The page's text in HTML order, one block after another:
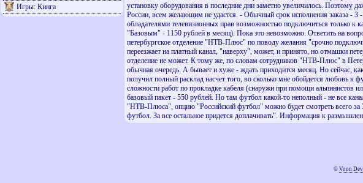
Игры: Кинга
установку оборудования в последние дни заметно увеличилось. Поэтому
России, всем желающим не удастся. - Обычный срок исполнения заказа - 3
обладателями телевизионных прав возможностью подключиться только к
"Базовым" - 1150 рублей в месяц). Пока это невозможно. Ответить
петербургское отделение "НТВ-Плюс" по поводу желания "срочно
переезжает на платный канал, "наверху", может, и принято, но отмашки
отделение не может. К тому же, по словам сотрудников "НТВ-Плюс" в
обычная очередь. А бывает и хуже - ждать приходится месяц. Но сейчас,
получил полный расклад насчет того, во сколько мне обойдется любовь к
сложности работ по прокладке кабеля (снаружи при помощи альпинистов
базовый пакет - 550 рублей. Но там футбол какой-то неполный - не все
"НТВ-Плюса", опцию "Российский футбол" можно будет смотреть всего за
футбол. За все остальное придется доплачивать". Информация к
© Voon